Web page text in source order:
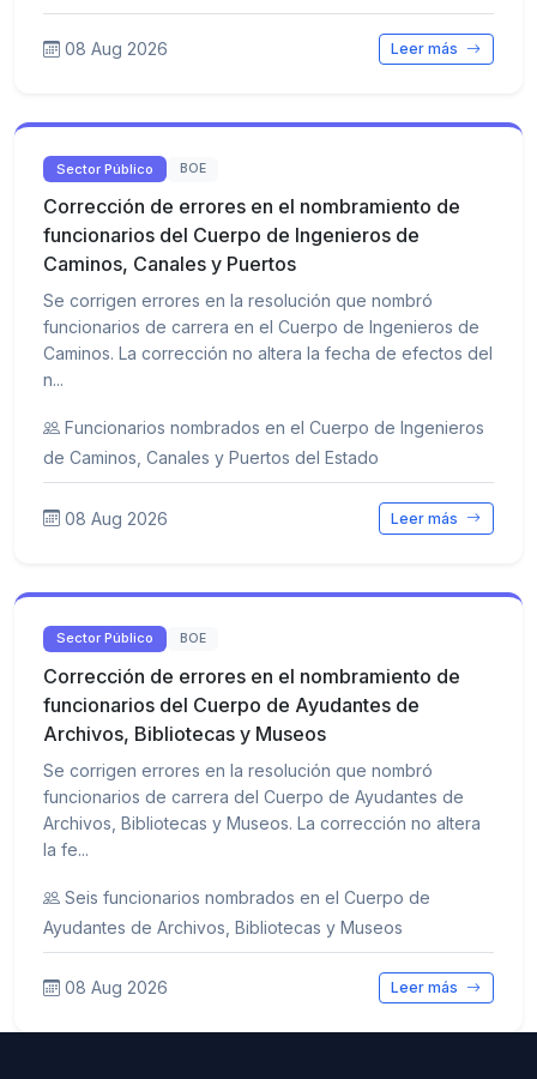
08 Aug 2026 Leer más
Sector Público BOE
Corrección de errores en el nombramiento de
funcionarios del Cuerpo de Ingenieros de
Caminos, Canales y Puertos
Se corrigen errores en la resolución que nombró
funcionarios de carrera en el Cuerpo de Ingenieros de
Caminos. La corrección no altera la fecha de efectos del
n...
Funcionarios nombrados en el Cuerpo de Ingenieros
de Caminos, Canales y Puertos del Estado
08 Aug 2026 Leer más
Sector Público BOE
Corrección de errores en el nombramiento de
funcionarios del Cuerpo de Ayudantes de
Archivos, Bibliotecas y Museos
Se corrigen errores en la resolución que nombró
funcionarios de carrera del Cuerpo de Ayudantes de
Archivos, Bibliotecas y Museos. La corrección no altera
la fe...
Seis funcionarios nombrados en el Cuerpo de
Ayudantes de Archivos, Bibliotecas y Museos
08 Aug 2026 Leer más